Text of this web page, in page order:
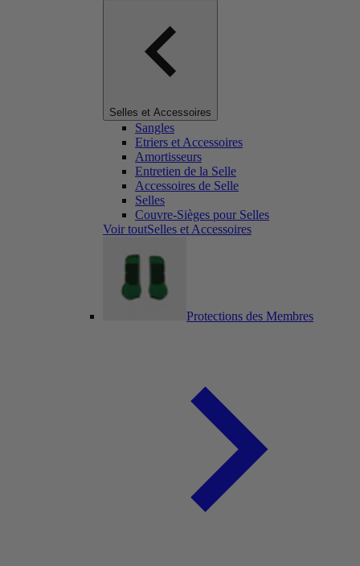
Selles et Accessoires
Sangles
Etriers et Accessoires
Amortisseurs
Entretien de la Selle
Accessoires de Selle
Selles
Couvre-Sièges pour Selles
Voir toutSelles et Accessoires
Protections des Membres